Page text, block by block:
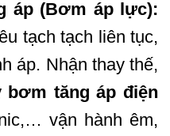
áp (Bơm áp lực):
tạch tạch liên tục,
áp. Nhận thay thế,
bơm tăng áp điện
vận hành êm,